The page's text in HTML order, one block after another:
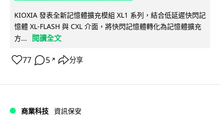
KIOXIA 發表全新記憶體擴充模組 XL1 系列，結合低延遲快閃記
憶體 XL-FLASH 與 CXL 介面，將快閃記憶體轉化為記憶體擴充
方...
閱讀全文
77 5 ↗ 分享
商業科技 資訊保安